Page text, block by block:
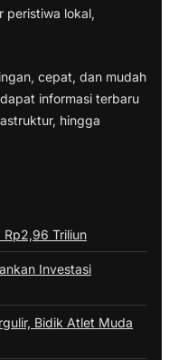
peristiwa lokal,
cepat, dan mudah
informasi terbaru
hingga
Rp2,96 Triliun
Investasi
Bidik Atlet Muda